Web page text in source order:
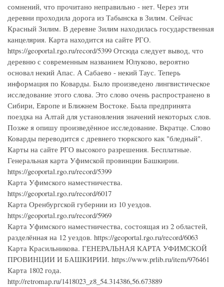
сомнений, что прочитано неправильно - нет. Через эти
деревни проходила дорога из Табынска в Зилим. Сейчас
Красный Зилим. В деревне Зилим находилась государственная
канцелярия. Карта находится на сайте РГО.
https://geoportal.rgo.ru/record/5399 Отсюда следует вывод, что
деревню с современным названием Юлуково, вероятно
основал некий Апас. А Сабаево - некий Таус. Теперь
информация по Коварды. Было произведено лингвистическое
исследование этого слова. Это слово очень распространено в
Сибири, Европе и Ближнем Востоке. Была предпринята
поездка на Алтай для установления значений некоторых слов.
Позже я опишу произведённое исследование. Вкратце. Слово
Коварды переводится с древнего тюркского как "бледный".
Карты на сайте РГО высокого разрешения. Бесплатные.
Генеральная карта Уфимской провинции Башкирии.
https://geoportal.rgo.ru/record/5399
Карта Уфимского наместничества.
https://geoportal.rgo.ru/record/6017
Карта Оренбургской губернии из 10 уездов.
https://geoportal.rgo.ru/record/5969
Карта Уфимского наместничества, состоящая из 2 областей,
разделённая на 12 уездов. https://geoportal.rgo.ru/record/6063
Карта Красильникова. ГЕНЕРАЛЬНАЯ КАРТА УФИМСКОЙ
ПРОВИНЦИИ И БАШКИРИИ. https://www.prlib.ru/item/976461
Карта 1802 года.
http://retromap.ru/1418023_z8_54.314386,56.673889